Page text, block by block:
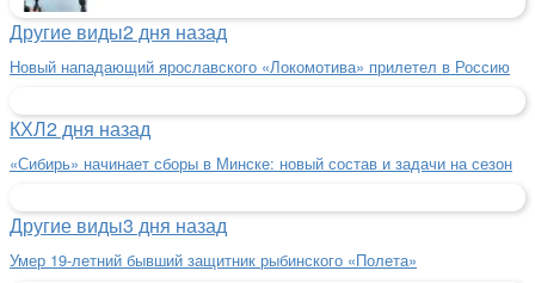
Другие виды2 дня назад
Новый нападающий ярославского «Локомотива» прилетел в Россию
КХЛ2 дня назад
«Сибирь» начинает сборы в Минске: новый состав и задачи на сезон
Другие виды3 дня назад
Умер 19-летний бывший защитник рыбинского «Полета»